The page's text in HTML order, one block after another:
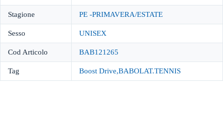
Stagione PE -PRIMAVERA/ESTATE
Sesso UNISEX
Cod Articolo BAB121265
Tag Boost Drive,BABOLAT.TENNIS